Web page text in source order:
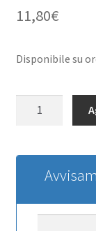
11,80€
Disponibile su
Baja
Designs
Series